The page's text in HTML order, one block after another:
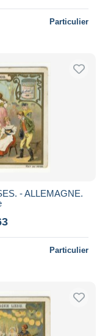
Particulier
- ALLEMAGNE.
Particulier